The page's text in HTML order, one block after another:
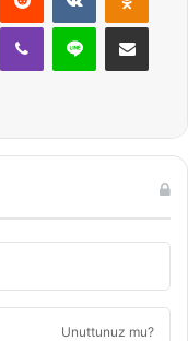
Viber Line E-Posta ile
Unuttunuz mu?